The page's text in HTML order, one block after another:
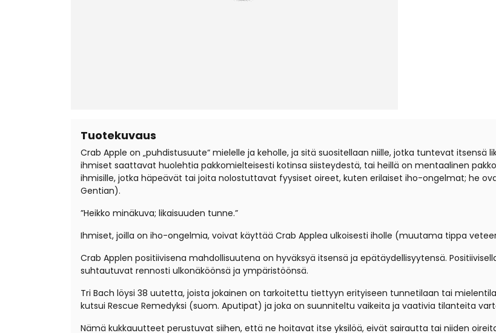
Tuotekuvaus
Crab Apple on „puhdistusuute“ mielelle ja keholle, ja sitä suositellaan niille, jotka tuntevat itsensä
ihmiset saattavat huolehtia pakkomielteisesti kotinsa siisteydestä, tai heillä on mentaalinen
ihmisille, jotka häpeävät tai joita nolostuttavat fyysiset oireet, kuten erilaiset iho-ongelmat; he
Gentian).
”Heikko minäkuva; likaisuuden tunne.”
Ihmiset, joilla on iho-ongelmia, voivat käyttää Crab Applea ulkoisesti iholle (muutama tippa
Crab Applen positiivisena mahdollisuutena on hyväksyä itsensä ja epätäydellisyytensä.
suhtautuvat rennosti ulkonäköönsä ja ympäristöönsä.
Tri Bach löysi 38 uutetta, joista jokainen on tarkoitettu tiettyyn erityiseen tunnetilaan tai
kutsui Rescue Remedyksi (suom. Aputipat) ja joka on suunniteltu vaikeita ja vaativia tilanteita
Nämä kukkauutteet perustuvat siihen, että ne hoitavat itse yksilöä, eivät sairautta tai niiden